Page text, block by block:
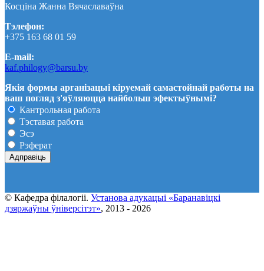
Косціна Жанна Вячаславаўна
Тэлефон:
+375 163 68 01 59
E-mail:
kaf.philogy@barsu.by
Якія формы арганізацыі кіруемай самастойнай работы на
ваш погляд з'яўляюцца найбольш эфектыўнымі?
Кантрольная работа
Тэставая работа
Эсэ
Рэферат
© Кафедра фiлалогii. Установа адукацыi «Баранавіцкі
дзяржаўны ўніверсітэт», 2013 - 2026